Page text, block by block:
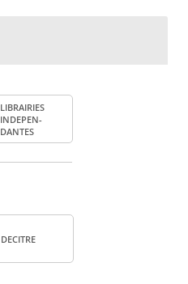
LIBRAI­RIES
INDE­PEN­
DANTES
DECITRE